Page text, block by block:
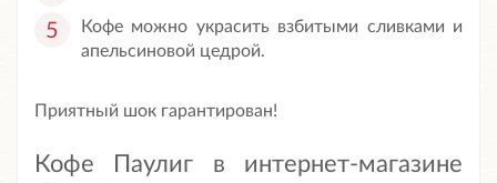
Кофе можно украсить взбитыми сливками и
апельсиновой цедрой.
Приятный шок гарантирован!
Кофе Паулиг в интернет-магазине